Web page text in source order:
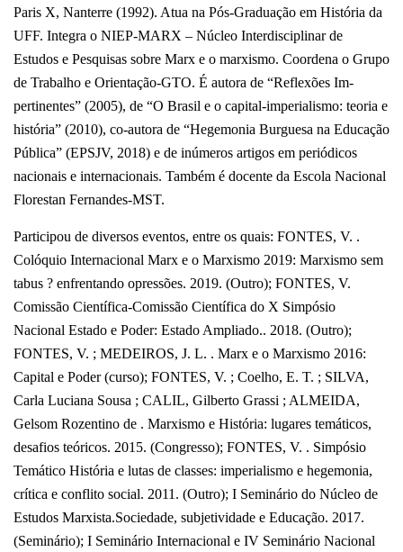
Paris X, Nanterre (1992). Atua na Pós-Graduação em História da
UFF. Integra o NIEP-MARX – Núcleo Interdisciplinar de
Estudos e Pesquisas sobre Marx e o marxismo. Coordena o Grupo
de Trabalho e Orientação-GTO. É autora de “Reflexões Im-
pertinentes” (2005), de “O Brasil e o capital-imperialismo: teoria e
história” (2010), co-autora de “Hegemonia Burguesa na Educação
Pública” (EPSJV, 2018) e de inúmeros artigos em periódicos
nacionais e internacionais. Também é docente da Escola Nacional
Florestan Fernandes-MST.
Participou de diversos eventos, entre os quais: FONTES, V. .
Colóquio Internacional Marx e o Marxismo 2019: Marxismo sem
tabus ? enfrentando opressões. 2019. (Outro); FONTES, V.
Comissão Científica-Comissão Científica do X Simpósio
Nacional Estado e Poder: Estado Ampliado.. 2018. (Outro);
FONTES, V. ; MEDEIROS, J. L. . Marx e o Marxismo 2016:
Capital e Poder (curso); FONTES, V. ; Coelho, E. T. ; SILVA,
Carla Luciana Sousa ; CALIL, Gilberto Grassi ; ALMEIDA,
Gelsom Rozentino de . Marxismo e História: lugares temáticos,
desafios teóricos. 2015. (Congresso); FONTES, V. . Simpósio
Temático História e lutas de classes: imperialismo e hegemonia,
crítica e conflito social. 2011. (Outro); I Seminário do Núcleo de
Estudos Marxista.Sociedade, subjetividade e Educação. 2017.
(Seminário); I Seminário Internacional e IV Seminário Nacional